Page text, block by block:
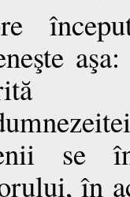
se
în